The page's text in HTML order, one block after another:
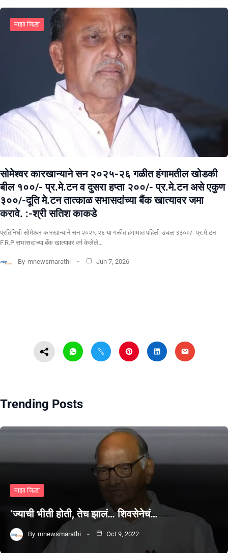
माझा जिल्हा
सोमेश्वर कारखान्याने सन २०२५-२६ गळीत हंगामतील खोडकी
बील १००/- प्र.मे.टन व दुसरा हप्ता २००/- प्र.मे.टन असे एकुण
३००/-दूति मे.टन तात्काळ सभासदांच्या बैंक खात्यावर जमा
करावे. :-श्री सतिश काकडे
प्रतिनिधी सोमेश्वर कारखान्याने सन २०२५-२६ या गळीत हंगामात पहिली उचल ३३००/- प्र.मे.टन
F.R.P सभासदांच्या बँक खात्यावर वर्ग केलेले…
By mnewsmarathi Jun 7, 2026
Trending Posts
माझा जिल्हा
‘ज्याची भीती होती, तेच झालं… शिवसेनेचं…
By mnewsmarathi Oct 9, 2022